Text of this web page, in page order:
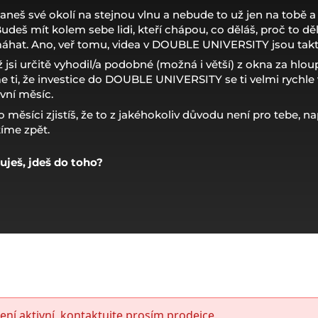
své okolí na stejnou vlnu a nebude to už jen na tobě
mít kolem sebe lidi, kteří chápou, co děláš, proč to
Ano, veř tomu, videa v DOUBLE UNIVERSITY jsou
jsi určitě vyhodil/a podobné (možná i větší) z okna za
ti, že investice do DOUBLE UNIVERSITY se ti velmi
měsíc.
měsíci zjistíš, že to z jakéhokoliv důvodu není pro tebe,
zpět.
jdeš do toho?